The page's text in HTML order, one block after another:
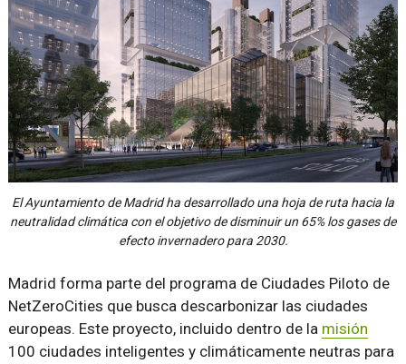
El Ayuntamiento de Madrid ha desarrollado una hoja de ruta hacia la
neutralidad climática con el objetivo de disminuir un 65% los gases de
efecto invernadero para 2030.
Madrid forma parte del programa de Ciudades Piloto de
NetZeroCities que busca descarbonizar las ciudades
europeas. Este proyecto, incluido dentro de la misión
100 ciudades inteligentes y climáticamente neutras para